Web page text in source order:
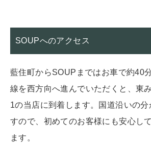
SOUPへのアクセス
藍住町からSOUPまではお車で約40
線を西方向へ進んでいただくと、東
1の当店に到着します。国道沿いの
すので、初めてのお客様にも安心し
ます。